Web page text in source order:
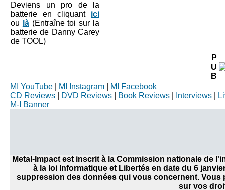
Deviens un pro de la
batterie en cliquant ici
ou
là(Entraîne toi sur la
batterie de Danny Carey
de TOOL)
P
U
B
MI YouTube
MI Instagram
MI Facebook
CD Reviews
DVD Reviews Book Reviews Interviews
M-I Banner
Metal-Impact est inscrit à la Commission nationale de
à la loi Informatique et Libertés en date du 6
suppression des données qui vous concernent.
sur vos